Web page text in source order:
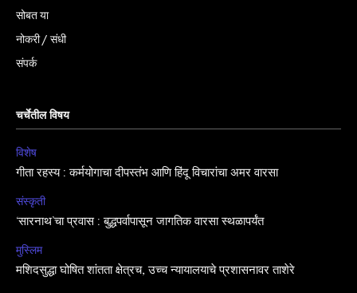
सोबत या
नोकरी / संधी
संपर्क
चर्चेतील विषय
विशेष
गीता रहस्य : कर्मयोगाचा दीपस्तंभ आणि हिंदू विचारांचा अमर वारसा
संस्कृती
‘सारनाथ’चा प्रवास : बुद्धपर्वापासून जागतिक वारसा स्थळापर्यंत
मुस्लिम
मशिदसुद्धा घोषित शांतता क्षेत्रच, उच्च न्यायालयाचे प्रशासनावर ताशेरे